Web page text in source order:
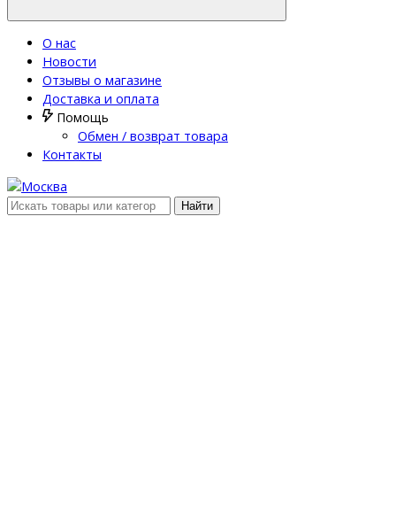
О нас
Новости
Отзывы о магазине
Доставка и оплата
Помощь
Обмен / возврат товара
Контакты
Найти